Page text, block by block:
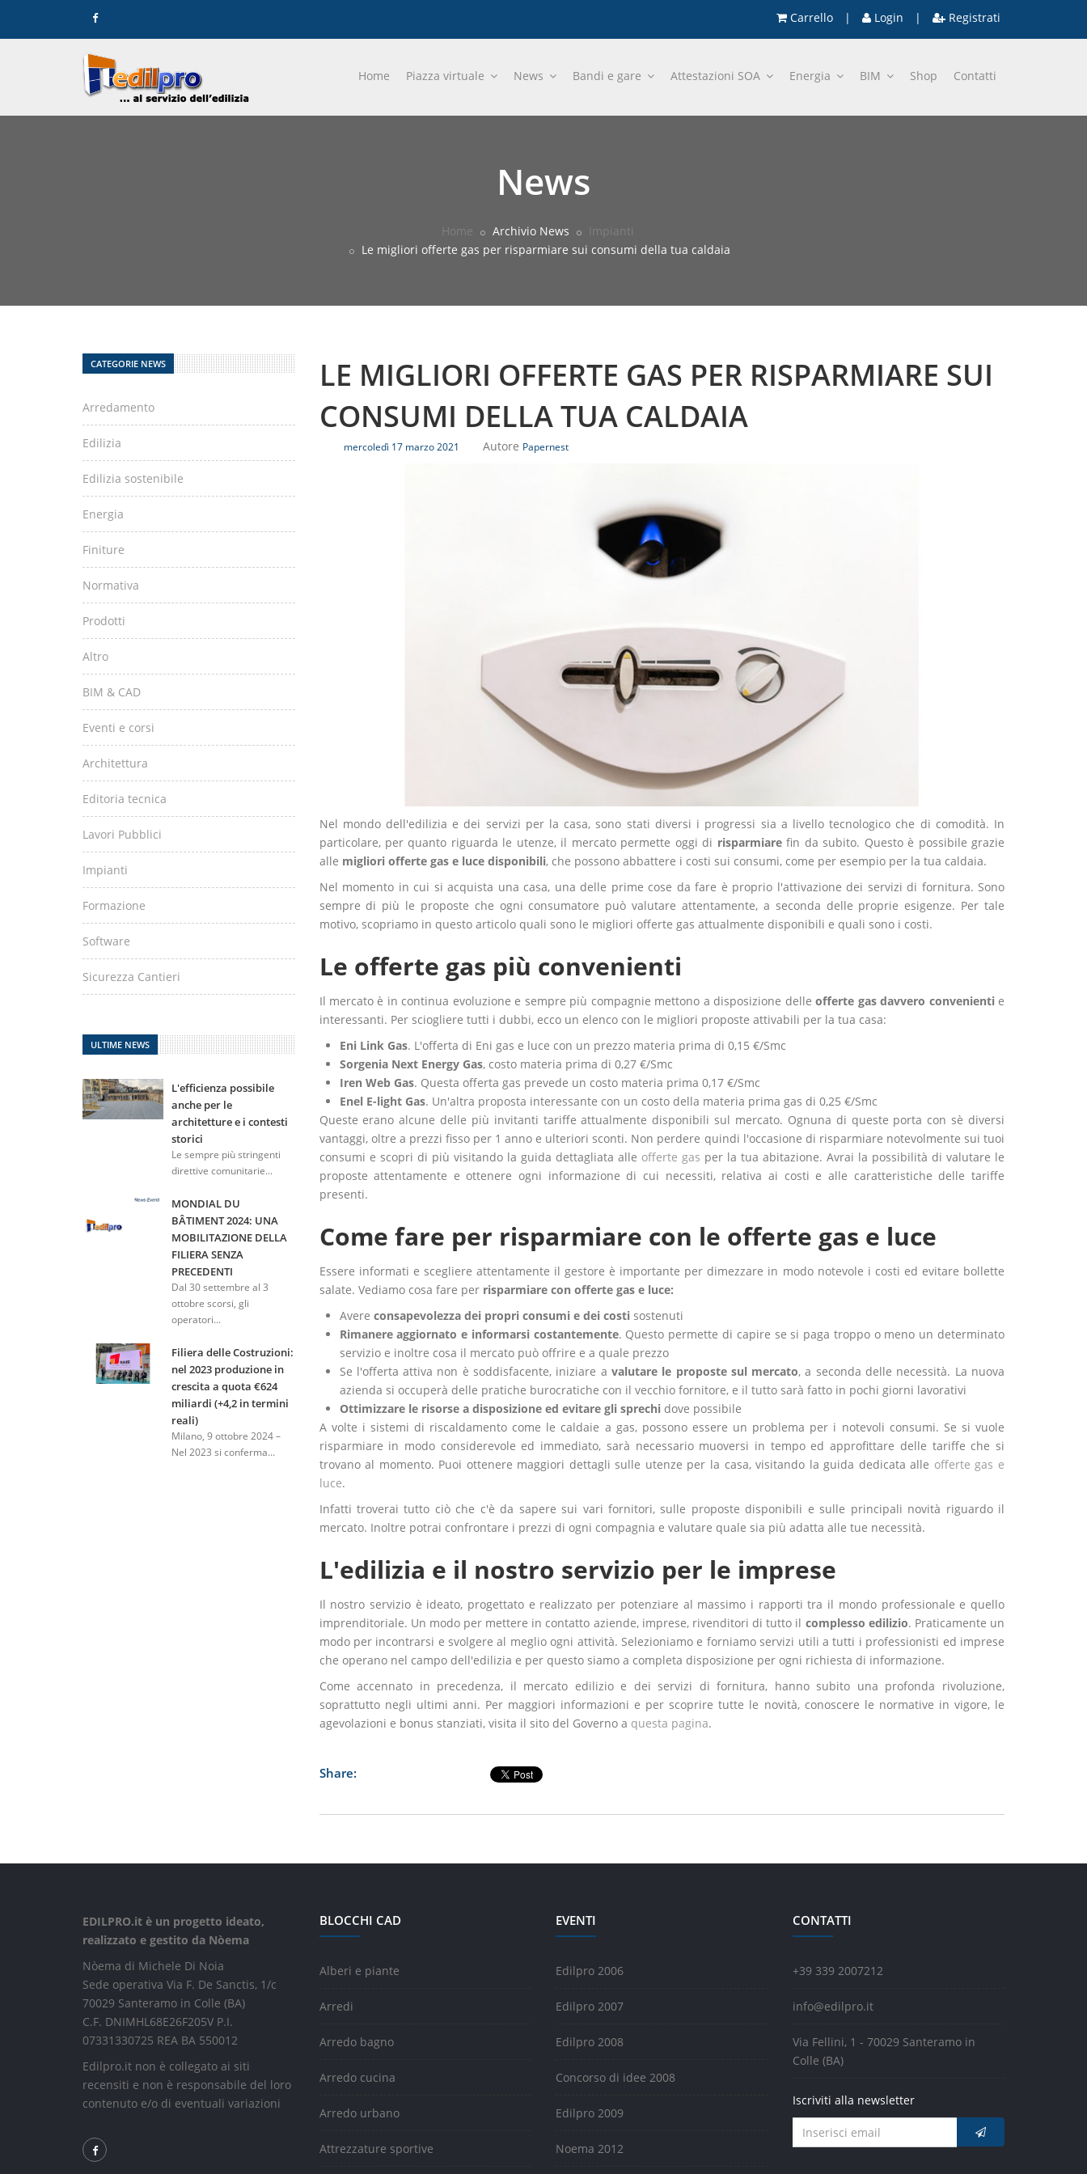
Carrello | Login | Registrati
Home Piazza virtuale News Bandi e gare Attestazioni SOA Energia BIM Shop Contatti
News
Home Archivio News
Impianti
Le migliori offerte gas per risparmiare sui consumi della tua caldaia
LE MIGLIORI OFFERTE GAS PER RISPARMIARE SUI
CONSUMI DELLA TUA CALDAIA
mercoledì 17 marzo 2021 Autore Papernest
Nel mondo dell'edilizia e dei servizi per la casa, sono stati diversi i progressi sia a livello tecnologico che di comodità. In
particolare, per quanto riguarda le utenze, il mercato permette oggi di risparmiarefin da subito. Questo è possibile grazie
alle migliori offerte gas e luce disponibili, che possono abbattere i costi sui consumi, come per esempio per la tua caldaia.
Nel momento in cui si acquista una casa, una delle prime cose da fare è proprio l'attivazione dei servizi di fornitura. Sono
sempre di più le proposte che ogni consumatore può valutare attentamente, a seconda delle proprie esigenze. Per tale
motivo, scopriamo in questo articolo quali sono le migliori offerte gas attualmente disponibili e quali sono i costi.
Le offerte gas più convenienti
Il mercato è in continua evoluzione e sempre più compagnie mettono a disposizione delleofferte gas davvero convenientie
interessanti. Per sciogliere tutti i dubbi, ecco un elenco con le migliori proposte attivabili per la tua casa:
Eni Link Gas. L'offerta di Eni gas e luce con un prezzo materia prima di 0,15 €/Smc
Sorgenia Next Energy Gas, costo materia prima di 0,27 €/Smc
Iren Web Gas. Questa offerta gas prevede un costo materia prima 0,17 €/Smc
Enel E-light Gas. Un'altra proposta interessante con un costo della materia prima gas di 0,25 €/Smc
Queste erano alcune delle più invitanti tariffe attualmente disponibili sul mercato. Ognuna di queste porta con sè diversi
vantaggi, oltre a prezzi fisso per 1 anno e ulteriori sconti. Non perdere quindi l'occasione di risparmiare notevolmente sui tuoi
consumi e scopri di più visitando la guida dettagliata alle offerte gas per la tua abitazione. Avrai la possibilità di valutare le
proposte attentamente e ottenere ogni informazione di cui necessiti, relativa ai costi e alle caratteristiche delle tariffe
presenti.
Come fare per risparmiare con le offerte gas e luce
Essere informati e scegliere attentamente il gestore è importante per dimezzare in modo notevole i costi ed evitare bollette
salate. Vediamo cosa fare perrisparmiare con offerte gas e luce:
Avere consapevolezza dei propri consumi e dei costi sostenuti
Rimanere aggiornato e informarsi costantemente. Questo permette di capire se si paga troppo o meno un determinato
servizio e inoltre cosa il mercato può offrire e a quale prezzo
Se l'offerta attiva non è soddisfacente, iniziare a valutare le proposte sul mercato, a seconda delle necessità. La nuova
azienda si occuperà delle pratiche burocratiche con il vecchio fornitore, e il tutto sarà fatto in pochi giorni lavorativi
Ottimizzare le risorse a disposizione ed evitare gli sprechi dove possibile
A volte i sistemi di riscaldamento come le caldaie a gas, possono essere un problema per i notevoli consumi. Se si vuole
risparmiare in modo considerevole ed immediato, sarà necessario muoversi in tempo ed approfittare delle tariffe che si
trovano al momento. Puoi ottenere maggiori dettagli sulle utenze per la casa, visitando la guida dedicata alle offerte gas e
luce.
Infatti troverai tutto ciò che c'è da sapere sui vari fornitori, sulle proposte disponibili e sulle principali novità riguardo il
mercato. Inoltre potrai confrontare i prezzi di ogni compagnia e valutare quale sia più adatta alle tue necessità.
L'edilizia e il nostro servizio per le imprese
Il nostro servizio è ideato, progettato e realizzato per potenziare al massimo i rapporti tra il mondo professionale e quello
imprenditoriale. Un modo per mettere in contatto aziende, imprese, rivenditori di tutto il complesso edilizio. Praticamente un
modo per incontrarsi e svolgere al meglio ogni attività. Selezioniamo e forniamo servizi utili a tutti i professionisti ed imprese
che operano nel campo dell'edilizia e per questo siamo a completa disposizione per ogni richiesta di informazione.
Come accennato in precedenza, il mercato edilizio e dei servizi di fornitura, hanno subito una profonda rivoluzione,
soprattutto negli ultimi anni. Per maggiori informazioni e per scoprire tutte le novità, conoscere le normative in vigore, le
agevolazioni e bonus stanziati, visita il sito del Governo a questa pagina.
Share:
CATEGORIE NEWS
Arredamento
Edilizia
Edilizia sostenibile
Energia
Finiture
Normativa
Prodotti
Altro
BIM & CAD
Eventi e corsi
Architettura
Editoria tecnica
Lavori Pubblici
Impianti
Formazione
Software
Sicurezza Cantieri
ULTIME NEWS
L'efficienza possibile
anche per le
architetture e i contesti
storici
Le sempre più stringenti
direttive comunitarie...
MONDIAL DU
BÂTIMENT 2024: UNA
MOBILITAZIONE DELLA
FILIERA SENZA
PRECEDENTI
Dal 30 settembre al 3
ottobre scorsi, gli
operatori...
Filiera delle Costruzioni:
nel 2023 produzione in
crescita a quota €624
miliardi (+4,2 in termini
reali)
Milano, 9 ottobre 2024 –
Nel 2023 si conferma...
EDILPRO.it è un progetto ideato,
realizzato e gestito da Nòema
Nòema di Michele Di Noia
Sede operativa Via F. De Sanctis, 1/c
70029 Santeramo in Colle (BA)
C.F. DNIMHL68E26F205V P.I.
07331330725 REA BA 550012
Edilpro.it non è collegato ai siti
recensiti e non è responsabile del loro
contenuto e/o di eventuali variazioni
BLOCCHI CAD
Alberi e piante
Arredi
Arredo bagno
Arredo cucina
Arredo urbano
Attrezzature sportive
EVENTI
Edilpro 2006
Edilpro 2007
Edilpro 2008
Concorso di idee 2008
Edilpro 2009
Noema 2012
CONTATTI
+39 339 2007212
info@edilpro.it
Via Fellini, 1 - 70029 Santeramo in
Colle (BA)
Iscriviti alla newsletter